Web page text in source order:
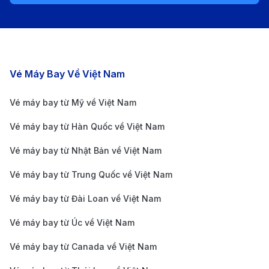
điểm du lịch chính, với giá vé từ 25 đến 50 CNY
Taxi:Taxi là phương tiện tiện lợi, với giá cước từ
VND) tùy thuộc vào khoảng cách và tình trạng
giao thông.
Tàu điện ngầm:Tuyến tàu điện ngầm Line 13 kết
VND).
Kinh nghiệm đặt vé máy bay từ Nha
Trang đi Tây An
Các chặng bay nổi bật
Vé Máy Bay Về Việt Nam
Vé máy bay từ Mỹ về Việt Nam
Vé máy bay từ Hàn Quốc về Việt Nam
Vé máy bay từ Nhật Bản về Việt Nam
Vé máy bay từ Trung Quốc về Việt Nam
Vé máy bay từ Đài Loan về Việt Nam
Vé máy bay từ Úc về Việt Nam
Vé máy bay từ Canada về Việt Nam